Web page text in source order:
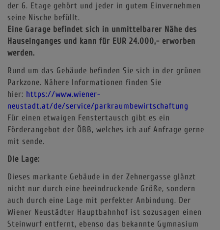
der 6. Etage gehört und jeder in gutem Einvernehmen
seine Nische befüllt.
Eine Garage befindet sich in unmittelbarer Nähe des
Hauseinganges und kann für EUR 24.000,- erworben
werden.
Rund um das Gebäude befinden Sie sich in der grünen
Parkzone. Nähere Informationen finden Sie
hier: https://www.wiener-
neustadt.at/de/service/parkraumbewirtschaftung
Für einen etwaigen Fenstertausch gibt es ein
Förderangebot der ÖBB, welches ich auf Anfrage gerne
mit sende.
Die Lage:
Dieses markante Gebäude in der Zehnergasse glänzt
nicht nur durch eine beeindruckende Größe, sondern
auch durch eine Lage mit perfekter Anbindung. Der
Wiener Neustädter Hauptbahnhof ist sozusagen einen
Steinwurf entfernt, ebenso das bekannte Gymnasium